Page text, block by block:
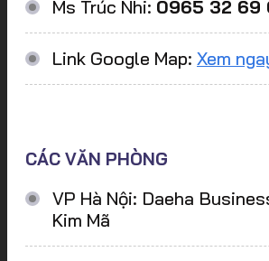
Ms Trúc Nhi: 0965 32 69
Link Google Map: Xem
CÁC VĂN PHÒNG
VP Hà Nội: Daeha
Kim Mã